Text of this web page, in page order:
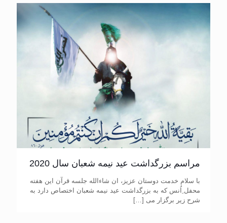
مراسم بزرگداشت عید نیمه شعبان سال 2020
با سلام خدمت دوستان عزیز، ان شاءالله جلسه قرآن این هفته
محفل ِاُنس که به بزرگداشت عید نیمه شعبان اختصاص دارد به
شرح زیر برگزار می […]